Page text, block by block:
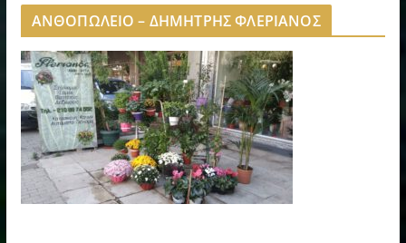
ΑΝΘΟΠΩΛΕΙΟ – ΔΗΜΗΤΡΗΣ ΦΛΕΡΙΑΝΟΣ